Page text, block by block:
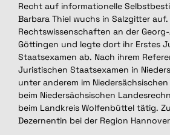
Recht auf informationelle
Barbara Thiel wuchs in Salzgitter
Rechtswissenschaften an der
Göttingen und legte dort ihr Erstes
Staatsexamen ab. Nach ihrem
Juristischen Staatsexamen in
unter anderem im
beim Niedersächsischen
beim Landkreis Wolfenbüttel tätig.
Dezernentin bei der Region